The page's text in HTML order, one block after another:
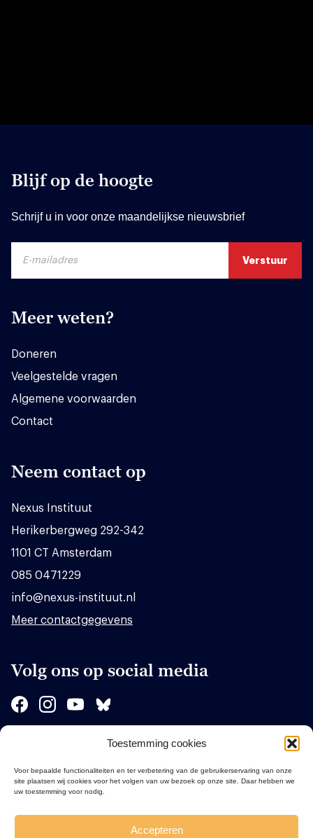
Toestemming cookies
Voor bepaalde functionaliteiten en ter verbetering van de gebruikerservaring van onze
site plaatsen wij cookies voor het volgen van uw bezoek op onze site. Daar hebben we
uw toestemming voor nodig.
Accepteren
Blijf op de hoogte
Schrijf u in voor onze maandelijkse nieuwsbrief
Meer weten?
Doneren
Veelgestelde vragen
Algemene voorwaarden
Contact
Neem contact op
Nexus Instituut
Herikerbergweg 292-342
1101 CT Amsterdam
085 0471229
info@nexus-instituut.nl
Meer contactgegevens
Volg ons op social media